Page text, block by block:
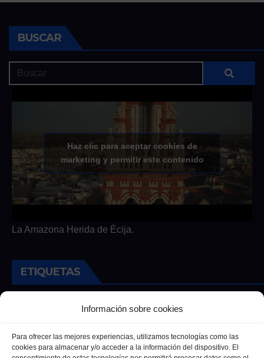
Información sobre cookies
Para ofrecer las mejores experiencias, utilizamos tecnologías como las
cookies para almacenar y/o acceder a la información del dispositivo. El
BUSCAR
Haz clic para aceptar cookies de
marketing y permitir este contenido
La Amazona Herida de Écija.
ETIQUETAS
Andalucía Cultura Deportes